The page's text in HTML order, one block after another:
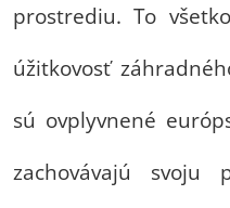
prostrediu. To
úžitkovosť
sú ovplyvnené
zachovávajú svoju